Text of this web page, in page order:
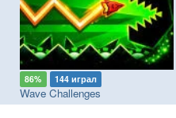
86% 144 играл
Wave Challenges